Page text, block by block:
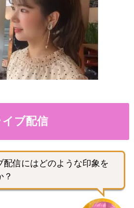
ブ配信
配信にはどのような印象を
？